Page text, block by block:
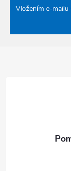
Vložením e-mailu